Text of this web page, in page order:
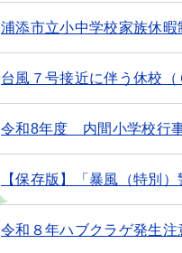
浦添市立小中学校家族休暇
台風７号接近に伴う休校
令和8年度 内間小学校行
【保存版】「暴風（特別
令和８年ハブクラゲ発生注